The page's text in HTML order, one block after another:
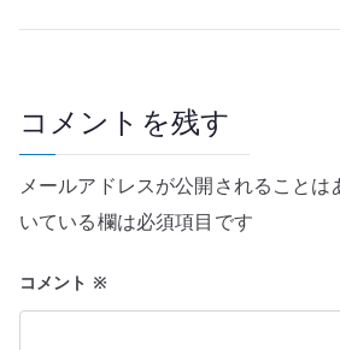
ゲ
ー
シ
ン
コメントを残す
メールアドレスが公開されることは
いている欄は必須項目です
コメント ※